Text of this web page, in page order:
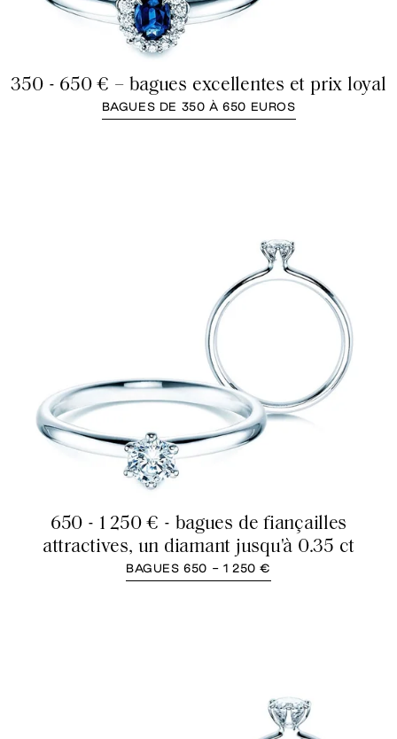
350 - 650 € – bagues excellentes et prix loyal
BAGUES DE 350 À 650 EUROS
650 - 1 250 € - bagues de fiançailles
attractives, un diamant jusqu'à 0.35 ct
BAGUES 650 - 1 250 €